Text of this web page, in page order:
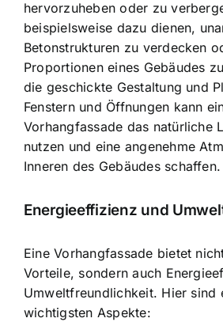
hervorzuheben oder zu
beispielsweise dazu dienen,
Betonstrukturen zu verdecken
Proportionen eines Gebäudes
die geschickte Gestaltung und
Fenstern und Öffnungen kann
Vorhangfassade das natürliche
nutzen und eine angenehme
Inneren des Gebäudes schaffen.
Energieeffizienz und
Eine Vorhangfassade bietet
Vorteile, sondern auch
Umweltfreundlichkeit. Hier sind
wichtigsten Aspekte: